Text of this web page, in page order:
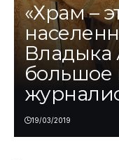
«Храм –
Владыка
большое
19/03/2019